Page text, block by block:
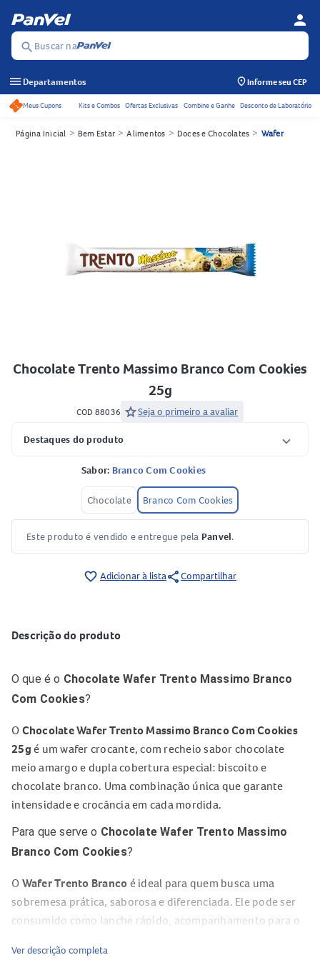
search Buscar na
person
menu Departamentos Informe seu CEP
Acessos rápidos do cabeçalho
Meus Cupons Kits e Combos Ofertas Exclusivas Combine e Ganhe Desconto de Laboratório
Página Inicial > Bem Estar > Alimentos > Doces e Chocolates > Wafer
Chocolate Trento Massimo Branco Com Cookies
25g
COD 88036 starSeja o primeiro a avaliar
Destaques do produto
Sabor: Branco Com Cookies
Chocolate Branco Com Cookies
Este produto é vendido e entregue pela Panvel.
favorite_border Adicionar à listashareCompartilhar
Descrição do produto
O que é o Chocolate Wafer Trento Massimo Branco
Com Cookies?
O Chocolate Wafer Trento Massimo Branco Com Cookies
25g é um wafer crocante, com recheio sabor chocolate
meio amargo e dupla cobertura especial: biscoito e
chocolate branco. Uma combinação única que garante
intensidade e crocância em cada mordida.
Para que serve o Chocolate Wafer Trento Massimo
Branco Com Cookies?
O Wafer Trento Branco é ideal para quem busca uma
sobremesa prática, saborosa e diferenciada. Ele pode ser
consumido como lanche rápido, acompanhamento para o
Ver descrição completa